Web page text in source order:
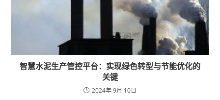
智慧水泥生产管控平台：实现绿色转型与节能优化的
关键
2024年 9月 10日